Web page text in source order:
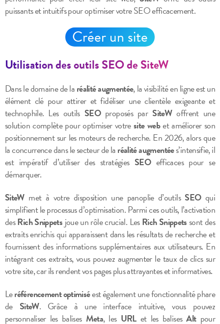
puissants et intuitifs pour optimiser votre SEO efficacement.
Créer un site
Utilisation des outils SEO de SiteW
Dans le domaine de laréalité augmentée, la visibilité en ligne est un
élément clé pour attirer et fidéliser une clientèle exigeante et
technophile. Les outils SEOproposés par SiteWoffrent une
solution complète pour optimiser votresite webet améliorer son
positionnement sur les moteurs de recherche. En 2026, alors que
la concurrence dans le secteur de laréalité augmentées’intensifie, il
est impératif d’utiliser des stratégies SEOefficaces pour se
démarquer.
SiteWmet à votre disposition une panoplie d’outils SEOqui
simplifient le processus d’optimisation. Parmi ces outils, l’activation
desRich Snippets joue un rôle crucial. LesRich Snippets sont des
extraits enrichis qui apparaissent dans les résultats de recherche et
fournissent des informations supplémentaires aux utilisateurs. En
intégrant ces extraits, vous pouvez augmenter le taux de clics sur
votre site, car ils rendent vos pages plus attrayantes et informatives.
Leréférencement optimiséest également une fonctionnalité phare
de SiteW. Grâce à une interface intuitive, vous pouvez
personnaliser les balises Meta, les URLet les balisesAltpour